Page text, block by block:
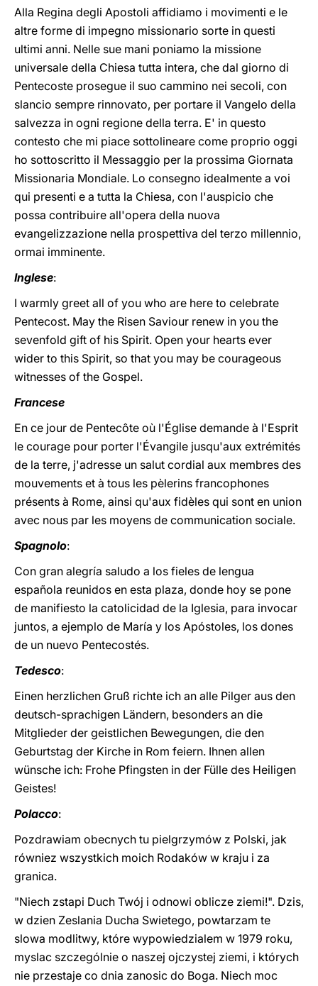
Alla Regina degli Apostoli affidiamo i movimenti e le
altre forme di impegno missionario sorte in questi
ultimi anni. Nelle sue mani poniamo la missione
universale della Chiesa tutta intera, che dal giorno di
Pentecoste prosegue il suo cammino nei secoli, con
slancio sempre rinnovato, per portare il Vangelo della
salvezza in ogni regione della terra. E' in questo
contesto che mi piace sottolineare come proprio oggi
ho sottoscritto il Messaggio per la prossima Giornata
Missionaria Mondiale. Lo consegno idealmente a voi
qui presenti e a tutta la Chiesa, con l'auspicio che
possa contribuire all'opera della nuova
evangelizzazione nella prospettiva del terzo millennio,
ormai imminente.
Inglese:
I warmly greet all of you who are here to celebrate
Pentecost. May the Risen Saviour renew in you the
sevenfold gift of his Spirit. Open your hearts ever
wider to this Spirit, so that you may be courageous
witnesses of the Gospel.
Francese
En ce jour de Pentecôte où l'Église demande à l'Esprit
le courage pour porter l'Évangile jusqu'aux extrémités
de la terre, j'adresse un salut cordial aux membres des
mouvements et à tous les pèlerins francophones
présents à Rome, ainsi qu'aux fidèles qui sont en union
avec nous par les moyens de communication sociale.
Spagnolo:
Con gran alegría saludo a los fieles de lengua
española reunidos en esta plaza, donde hoy se pone
de manifiesto la catolicidad de la Iglesia, para invocar
juntos, a ejemplo de María y los Apóstoles, los dones
de un nuevo Pentecostés.
Tedesco:
Einen herzlichen Gruß richte ich an alle Pilger aus den
deutsch-sprachigen Ländern, besonders an die
Mitglieder der geistlichen Bewegungen, die den
Geburtstag der Kirche in Rom feiern. Ihnen allen
wünsche ich: Frohe Pfingsten in der Fülle des Heiligen
Geistes!
Polacco:
Pozdrawiam obecnych tu pielgrzymów z Polski, jak
równiez wszystkich moich Rodaków w kraju i za
granica.
"Niech zstapi Duch Twój i odnowi oblicze ziemi!". Dzis,
w dzien Zeslania Ducha Swietego, powtarzam te
slowa modlitwy, które wypowiedzialem w 1979 roku,
myslac szczególnie o naszej ojczystej ziemi, i których
nie przestaje co dnia zanosic do Boga. Niech moc